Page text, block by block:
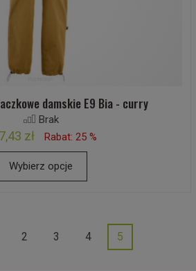
damskie E9 Bia - curry
Brak
zł Rabat: 25 %
Wybierz opcje
2 3 4 5